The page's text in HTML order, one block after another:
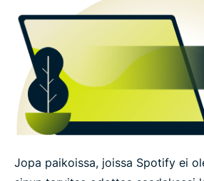
Jopa paikoissa, joissa Spotify ei